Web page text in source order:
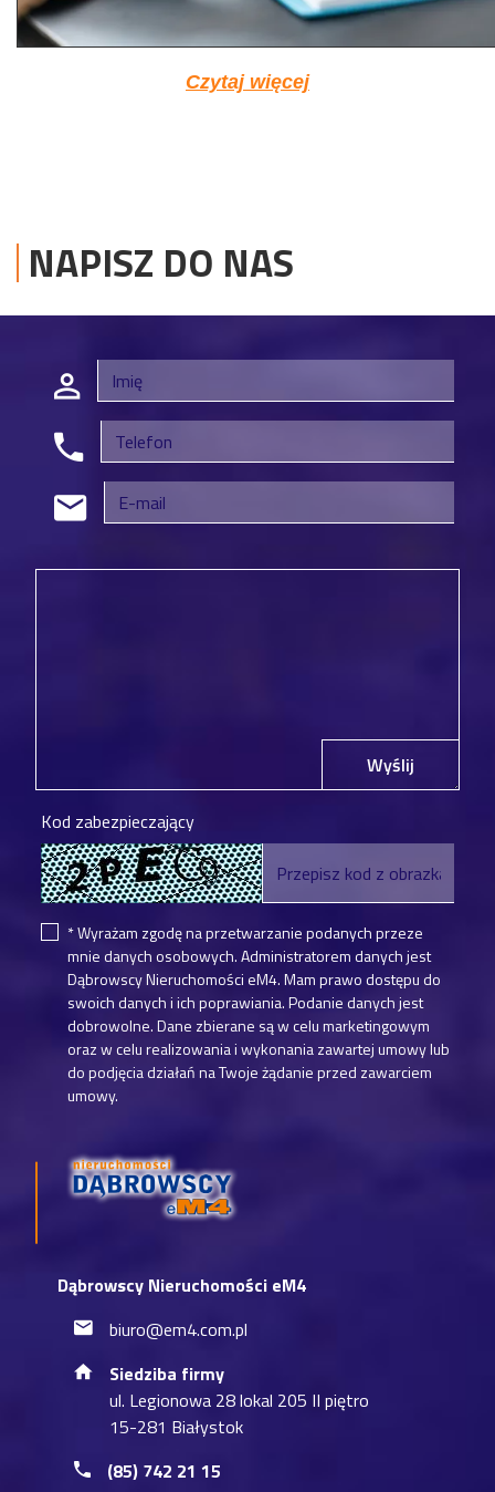
Czytaj więcej
NAPISZ DO NAS
Dąbrowscy Nieruchomości eM4
biuro@em4.com.pl
Siedziba firmy
ul. Legionowa 28 lokal 205 II piętro
15-281 Białystok
(85) 742 21 15
Wyślij
Kod zabezpieczający
* Wyrażam zgodę na przetwarzanie podanych przeze
mnie danych osobowych. Administratorem danych jest
Dąbrowscy Nieruchomości eM4. Mam prawo dostępu do
swoich danych i ich poprawiania. Podanie danych jest
dobrowolne. Dane zbierane są w celu marketingowym
oraz w celu realizowania i wykonania zawartej umowy lub
do podjęcia działań na Twoje żądanie przed zawarciem
umowy.